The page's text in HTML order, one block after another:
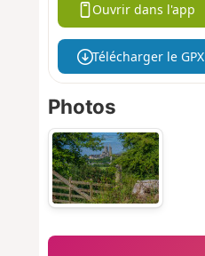
Ouvrir dans l'app
Télécharger le GPX
Photos